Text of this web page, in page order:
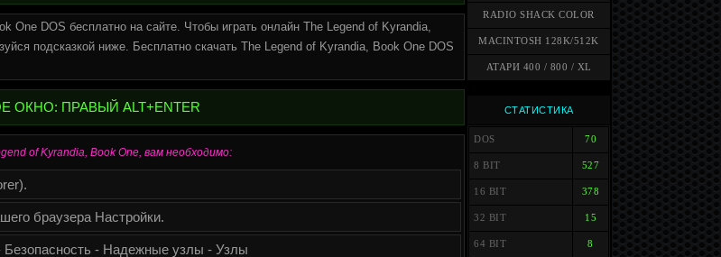
One DOS бесплатно на сайте. Чтобы играть онлайн The Legend of Kyrandia,
подсказкой ниже. Бесплатно скачать The Legend of Kyrandia, Book One DOS
ПРАВЫЙ ALT+ENTER
of Kyrandia, Book One, вам необходимо:
браузера Настройки.
- Надежные узлы - Узлы
RADIO SHACK COLOR
MACINTOSH 128K/512K
АТАРИ 400 / 800 / XL
СТАТИСТИКА
DOS 70
8 BIT 527
16 BIT 378
32 BIT 15
64 BIT 8